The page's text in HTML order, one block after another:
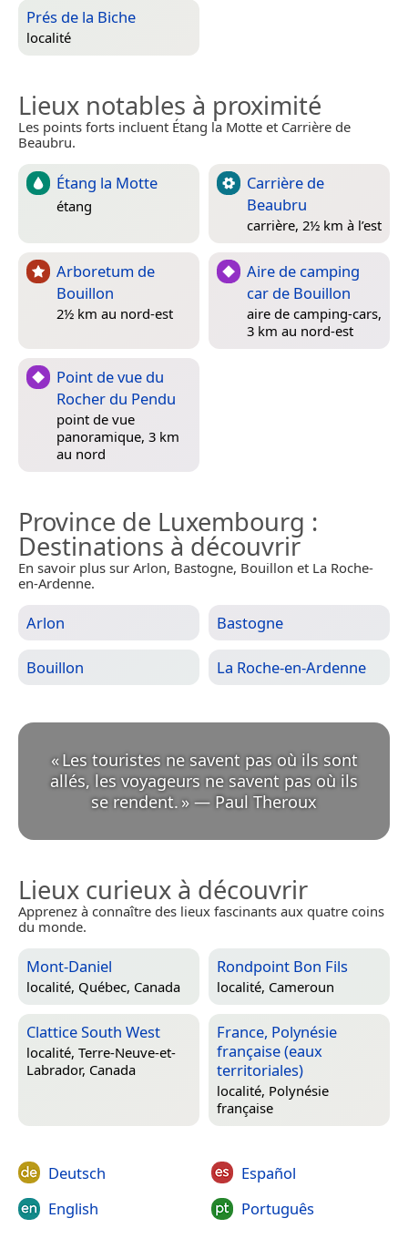
Prés de la Biche
localité
Lieux notables à proximité
Les points forts incluent Étang la Motte et Carrière de
Beaubru.
Étang la Motte
étang
Carrière de
Beaubru
carrière, 2½ km à l’est
Arboretum de
Bouillon
2½ km au nord-est
Aire de camping
car de Bouillon
aire de camping-cars,
3 km au nord-est
Point de vue du
Rocher du Pendu
point de vue
panoramique, 3 km
au nord
Province de Luxembourg :
Destinations à découvrir
En savoir plus sur Arlon, Bastogne, Bouillon et La Roche-
en-Ardenne.
Arlon Bastogne
Bouillon La Roche-en-Ardenne
«Les touristes ne savent pas où ils sont
allés, les voyageurs ne savent pas où ils
se rendent. » — Paul Theroux
Lieux curieux à découvrir
Apprenez à connaître des lieux fascinants aux quatre coins
du monde.
Mont-Daniel
localité, Québec, Canada
Rondpoint Bon Fils
localité, Cameroun
Clattice South West
localité, Terre-Neuve-et-
Labrador, Canada
France, Polynésie
française (eaux
territoriales)
localité, Polynésie
française
Deutsch
English
Español
Português